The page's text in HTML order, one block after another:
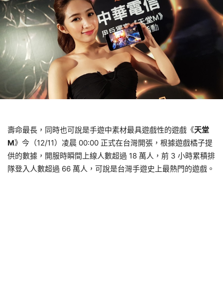
壽命最長，同時也可說是手遊中素材最具遊戲性的遊戲《天堂
M》今（12/11）凌晨 00:00 正式在台灣開張，根據遊戲橘子提
供的數據，開服時瞬間上線人數超過 18 萬人，前 3 小時累積排
隊登入人數超過 66 萬人，可說是台灣手遊史上最熱門的遊戲。